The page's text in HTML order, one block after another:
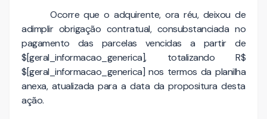
Ocorre que o adquirente, ora réu, deixou de
adimplir obrigação contratual, consubstanciada no
pagamento das parcelas vencidas a partir de
$[geral_informacao_generica], totalizando R$
$[geral_informacao_generica] nos termos da planilha
anexa, atualizada para a data da propositura desta
ação.